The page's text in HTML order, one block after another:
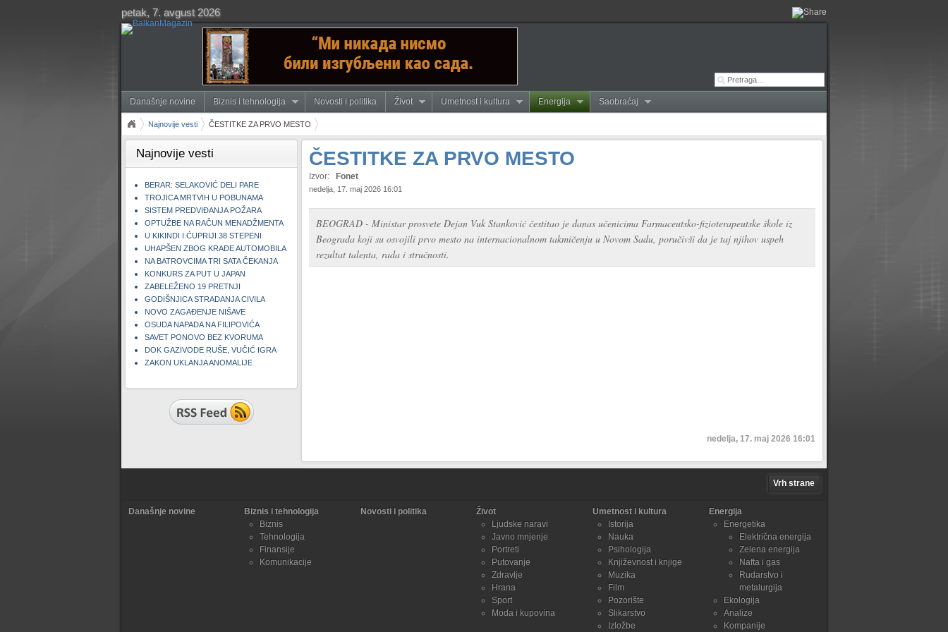
petak, 7. avgust 2026
Današnje novine Biznis i tehnologija Novosti i politika Život Umetnost i kultura Energija Saobraćaj
Najnovije vesti ČESTITKE ZA PRVO MESTO
Najnovije vesti
BERAR: SELAKOVIĆ DELI PARE
TROJICA MRTVIH U POBUNAMA
SISTEM PREDVIĐANJA POŽARA
OPTUŽBE NA RAČUN MENADŽMENTA
U KIKINDI I ĆUPRIJI 38 STEPENI
UHAPŠEN ZBOG KRAĐE AUTOMOBILA
NA BATROVCIMA TRI SATA ČEKANJA
KONKURS ZA PUT U JAPAN
ZABELEŽENO 19 PRETNJI
GODIŠNJICA STRADANJA CIVILA
NOVO ZAGAĐENJE NIŠAVE
OSUDA NAPADA NA FILIPOVIĆA
SAVET PONOVO BEZ KVORUMA
DOK GAZIVODE RUŠE, VUČIĆ IGRA
ZAKON UKLANJA ANOMALIJE
ČESTITKE ZA PRVO MESTO
Izvor: Fonet
nedelja, 17. maj 2026 16:01
BEOGRAD - Ministar prosvete Dejan Vuk Stanković čestitao je danas učenicima Farmaceutsko-fizioterapeutske škole iz
Beograda koji su osvojili prvo mesto na internacionalnom takmičenju u Novom Sadu, poručivši da je taj njihov uspeh
rezultat talenta, rada i stručnosti.
nedelja, 17. maj 2026 16:01
Vrh strane
Današnje novine
Biznis i tehnologija
Biznis
Tehnologija
Finansije
Komunikacije
Novosti i politika
Život
Ljudske naravi
Javno mnjenje
Portreti
Putovanje
Zdravlje
Hrana
Sport
Moda i kupovina
Umetnost i kultura
Istorija
Nauka
Psihologija
Književnost i knjige
Muzika
Film
Pozorište
Slikarstvo
Izložbe
Energija
Energetika
Električna energija
Zelena energija
Nafta i gas
Rudarstvo i
metalurgija
Ekologija
Analize
Kompanije